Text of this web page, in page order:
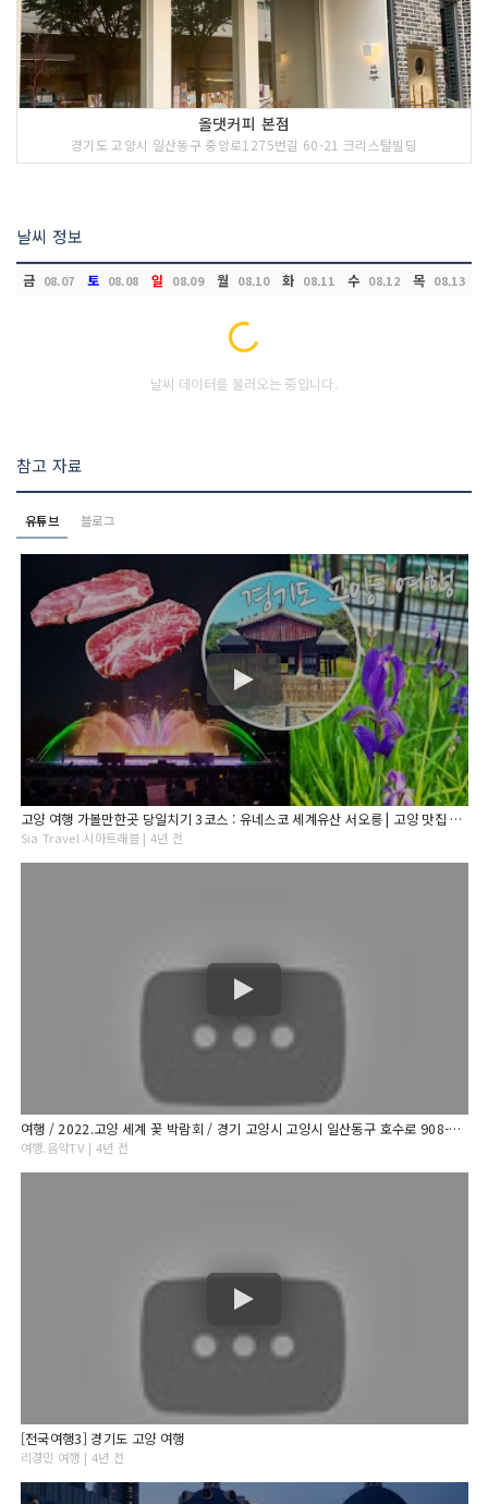
올댓커피 본점
경기도 고양시 일산동구 중앙로1275번길 60-21 크리스탈빌딩
날씨 정보
금 08.07 토 08.08 일 08.09 월 08.10 화 08.11 수 08.12 목 08.13
Loading...
날씨 데이터를 불러오는 중입니다.
참고 자료
유튜브 블로그
고양 여행 가볼만한곳 당일치기 3코스 : 유네스코 세계유산 서오릉 | 고양 맛집 한상에소두마리 | 일산 호수공원 노래하는 분수대
Sia Travel 시아트래블 | 4년 전
여행 / 2022.고양 세계 꽃 박람회 / 경기 고양시 고양시 일산동구 호수로 908-7760
여행.음악TV | 4년 전
[전국여행3] 경기도 고양 여행
리경민 여행 | 4년 전